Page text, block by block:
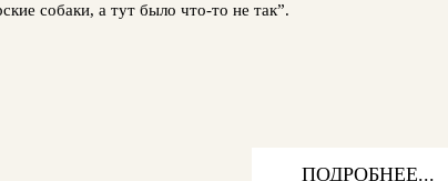
собаки, а тут было что-то не так”.
ПОДРОБНЕЕ...